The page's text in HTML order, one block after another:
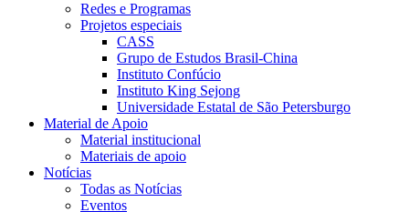
Redes e Programas
Projetos especiais
CASS
Grupo de Estudos Brasil-China
Instituto Confúcio
Instituto King Sejong
Universidade Estatal de São Petersburgo
Material de Apoio
Material institucional
Materiais de apoio
Notícias
Todas as Notícias
Eventos